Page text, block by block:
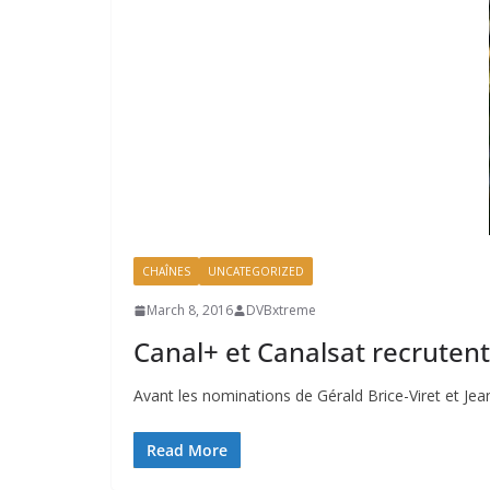
CHAÎNES UNCATEGORIZED
March 8, 2016 DVBxtreme
Canal+ et Canalsat
Avant les nominations de Gérald Brice-Viret et
Read More